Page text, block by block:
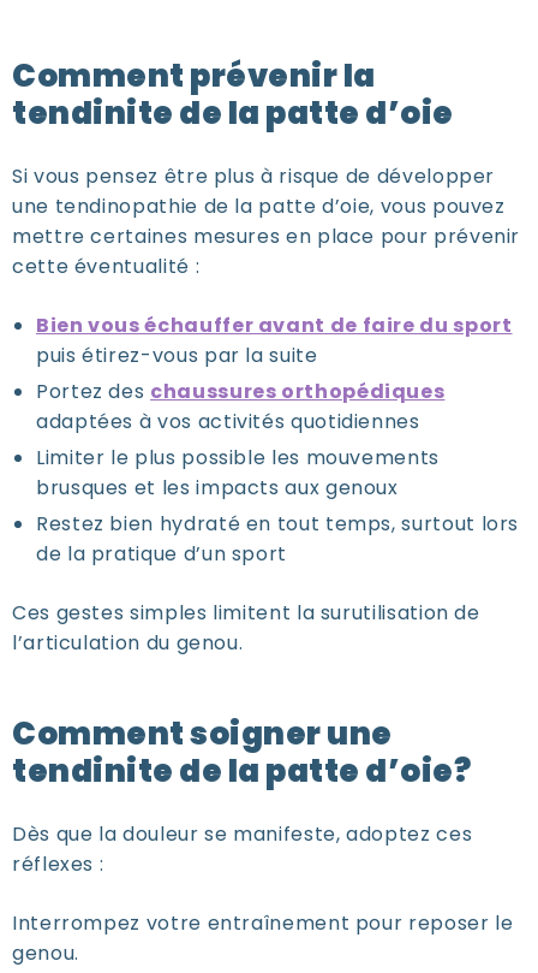
Comment prévenir la
tendinite de la patte d’oie
Si vous pensez être plus à risque de développer
une tendinopathie de la patte d’oie, vous pouvez
mettre certaines mesures en place pour prévenir
cette éventualité :
Bien vous échauffer avant de faire du sport
puis étirez-vous par la suite
Portez des chaussures orthopédiques
adaptées à vos activités quotidiennes
Limiter le plus possible les mouvements
brusques et les impacts aux genoux
Restez bien hydraté en tout temps, surtout lors
de la pratique d’un sport
Ces gestes simples limitent la surutilisation de
l’articulation du genou.
Comment soigner une
tendinite de la patte d’oie?
Dès que la douleur se manifeste, adoptez ces
réflexes :
Interrompez votre entraînement pour reposer le
genou.